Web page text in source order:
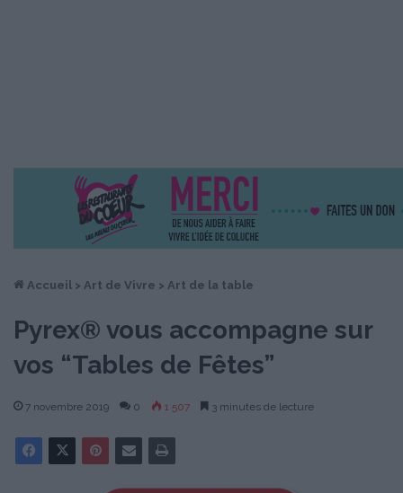
Accueil > Art de Vivre > Art de la table
Pyrex® vous accompagne sur
vos “Tables de Fêtes”
7 novembre 2019 0 1 507 3 minutes de lecture